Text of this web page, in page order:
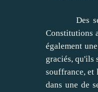
Des
Constitutions
également
graciés, qu'ils
souffrance, et
dans une de